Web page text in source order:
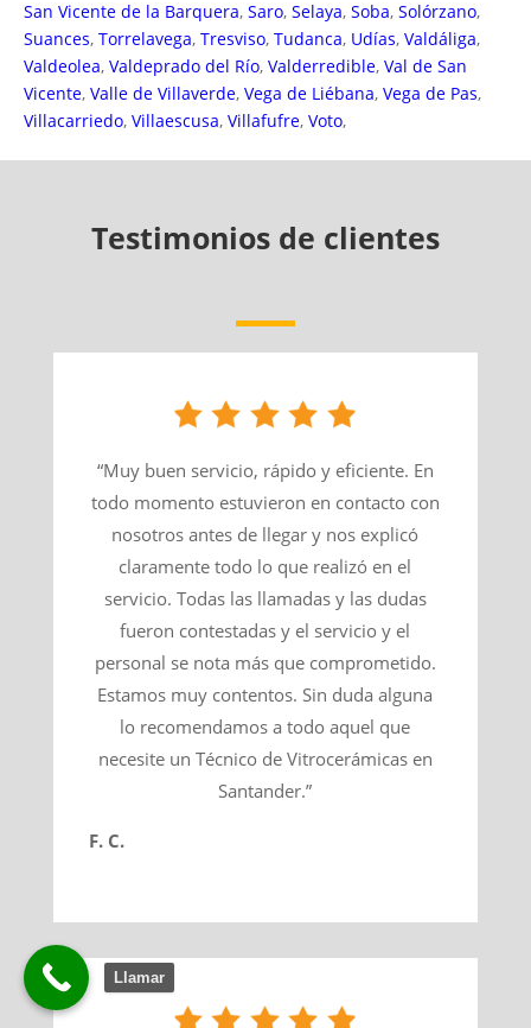
San Vicente de la Barquera, Saro, Selaya, Soba, Solórzano,
Suances, Torrelavega, Tresviso, Tudanca, Udías, Valdáliga,
Valdeolea, Valdeprado del Río, Valderredible, Val de San
Vicente, Valle de Villaverde, Vega de Liébana, Vega de Pas,
Villacarriedo, Villaescusa, Villafufre, Voto,
Testimonios de clientes
“Muy buen servicio, rápido y eficiente. En
todo momento estuvieron en contacto con
nosotros antes de llegar y nos explicó
claramente todo lo que realizó en el
servicio. Todas las llamadas y las dudas
fueron contestadas y el servicio y el
personal se nota más que comprometido.
Estamos muy contentos. Sin duda alguna
lo recomendamos a todo aquel que
necesite un Técnico de Vitrocerámicas en
Santander.”
F. C.
Llamar